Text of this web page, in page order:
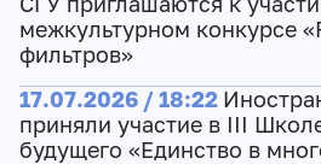
межкультурном конкурсе
фильтров»
17.07.2026 / 18:22
приняли участие в III
будущего «Единство в